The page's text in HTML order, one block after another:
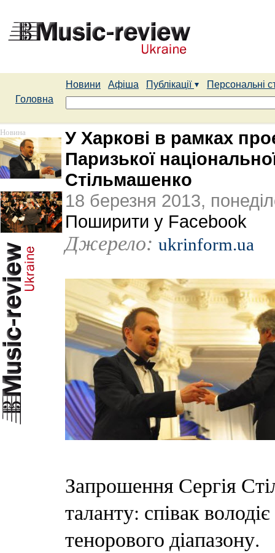
Новини Афіша Публікації
Персональні
Головна
Новина
У Харкові в рамках
Паризької
Стільмашенко
18 березня 2013,
Поширити у Facebook
Джерело: ukrinform.ua
Запрошення Сергія
таланту: співак
тенорового діапазону.